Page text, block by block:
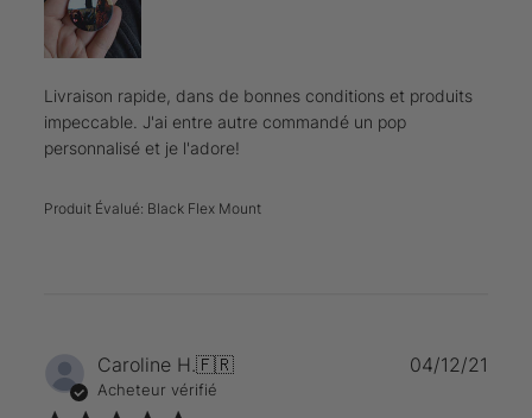
Livraison rapide, dans de bonnes conditions et produits
impeccable. J'ai entre autre commandé un pop
personnalisé et je l'adore!
Produit Évalué: Black Flex Mount
Caroline H.🇫🇷
Acheteur vérifié
04/12/21